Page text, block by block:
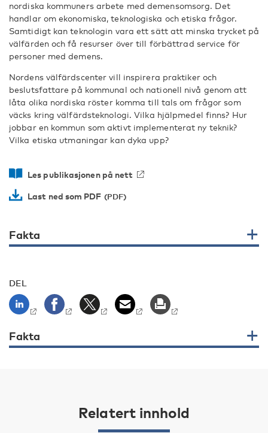
nordiska kommuners arbete med demensomsorg. Det
handlar om ekonomiska, teknologiska och etiska frågor.
Samtidigt kan teknologin vara ett sätt att minska trycket på
välfärden och få resurser över till förbättrad service för
personer med demens.
Nordens välfärdscenter vill inspirera praktiker och
beslutsfattare på kommunal och nationell nivå genom att
låta olika nordiska röster komma till tals om frågor som
väcks kring välfärdsteknologi. Vilka hjälpmedel finns? Hur
jobbar en kommun som aktivt implementerat ny teknik?
Vilka etiska utmaningar kan dyka upp?
Les publikasjonen på nett
Last ned som PDF
Fakta
DEL
Fakta
Relatert innhold